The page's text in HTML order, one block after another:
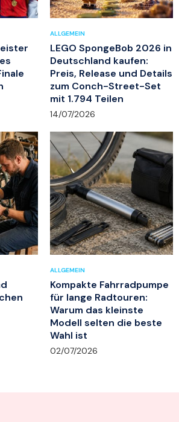
ALLGEMEIN
LEGO SpongeBob 2026 in
Deutschland kaufen:
Preis, Release und Details
zum Conch-Street-Set
mit 1.794 Teilen
14/07/2026
ALLGEMEIN
Kompakte Fahrradpumpe
für lange Radtouren:
Warum das kleinste
Modell selten die beste
Wahl ist
02/07/2026